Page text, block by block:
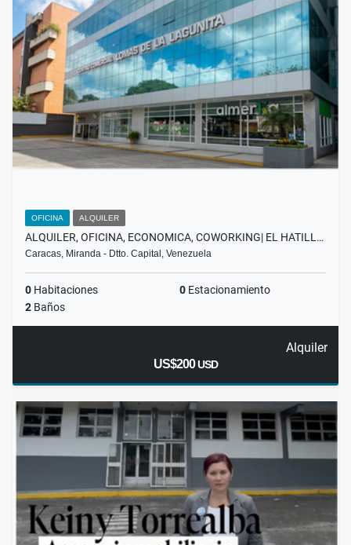
OFICINA ALQUILER
ALQUILER, OFICINA, ECONOMICA, COWORKING| EL HATILL…
Caracas, Miranda - Dtto. Capital, Venezuela
0 Habitaciones 0 Estacionamiento
2 Baños
Alquiler
US$200USD